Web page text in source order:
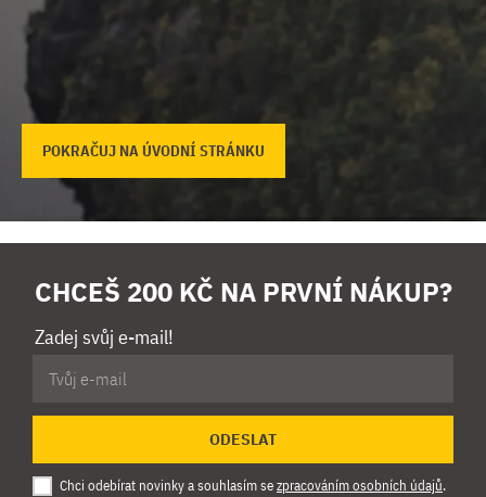
POKRAČUJ NA ÚVODNÍ STRÁNKU
CHCEŠ 200 KČ NA PRVNÍ NÁKUP?
Zadej svůj e-mail!
ODESLAT
Chci odebírat novinky a souhlasím sezpracováním osobních údajů.